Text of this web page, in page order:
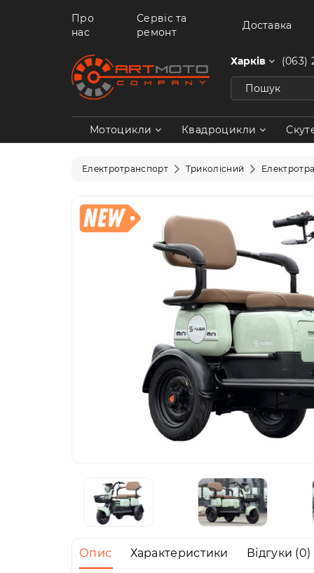
Про
нас
Сервіс та
ремонт
Доставка
Харків (063)
Мотоцикли Квадроцикли
Електротранспорт Триколісний
Опис Характеристики Відгуки (0)